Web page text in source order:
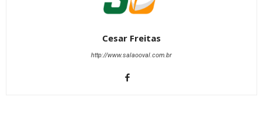
Cesar Freitas
http://www.salaooval.com.br